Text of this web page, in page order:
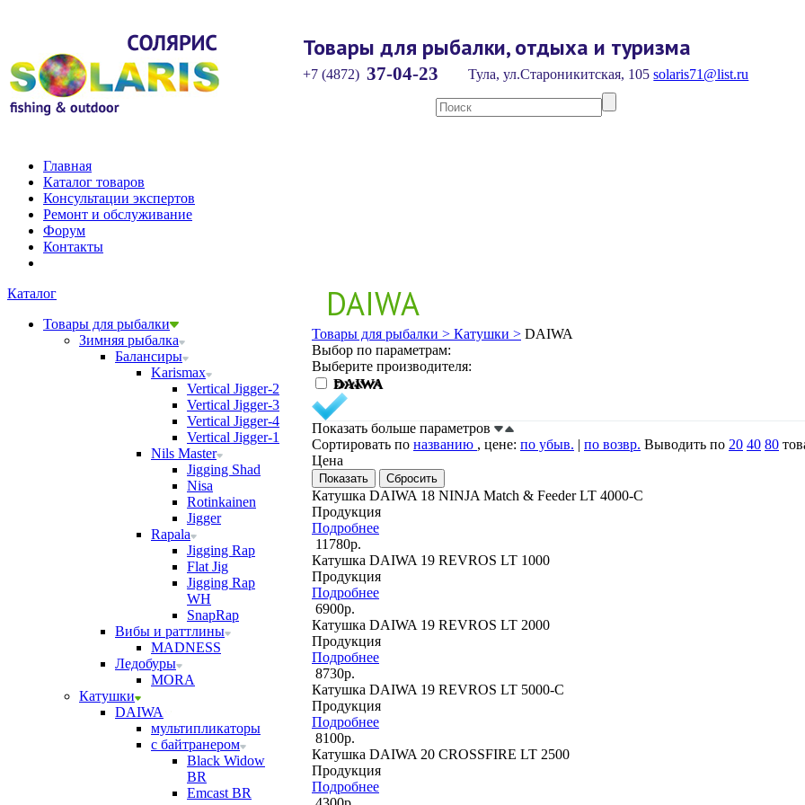
Товары для рыбалки, отдыха и туризма
+7 (4872) 37-04-23 Тула, ул.Староникитская, 105solaris71@list.ru
Главная
Каталог товаров
Консультации экспертов
Ремонт и обслуживание
Форум
Контакты
Каталог
Товары для рыбалки
Зимняя рыбалка
Балансиры
Karismax
Vertical Jigger-2
Vertical Jigger-3
Vertical Jigger-4
Vertical Jigger-1
Nils Master
Jigging Shad
Nisa
Rotinkainen
Jigger
Rapala
Jigging Rap
Flat Jig
Jigging Rap
WH
SnapRap
Вибы и раттлины
MADNESS
Ледобуры
MORA
Катушки
DAIWA
мультипликаторы
с байтранером
Black Widow
BR
Emcast BR
DAIWA
Товары для рыбалки > Катушки > DAIWA
Выбор по параметрам:
Выберите производителя:
DAIWA
Показать больше параметров
Cортировать по названию , цене: по убыв. | по возвр. Выводить по 20 40 80
Цена
Катушка DAIWA 18 NINJA Match & Feeder LT 4000-С
Продукция
Подробнее
11780р.
Катушка DAIWA 19 REVROS LT 1000
Продукция
Подробнее
6900р.
Катушка DAIWA 19 REVROS LT 2000
Продукция
Подробнее
8730р.
Катушка DAIWA 19 REVROS LT 5000-C
Продукция
Подробнее
8100р.
Катушка DAIWA 20 CROSSFIRE LT 2500
Продукция
Подробнее